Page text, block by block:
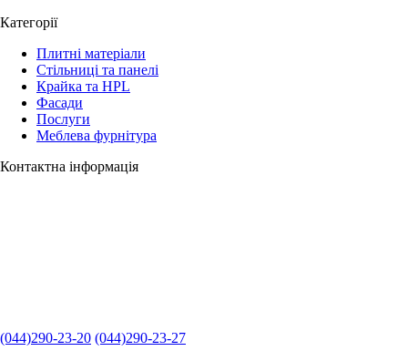
Категорії
Плитні матеріали
Стільниці та панелі
Крайка та HPL
Фасади
Послуги
Меблева фурнітура
Контактна інформація
(044)290-23-20 (044)290-23-27